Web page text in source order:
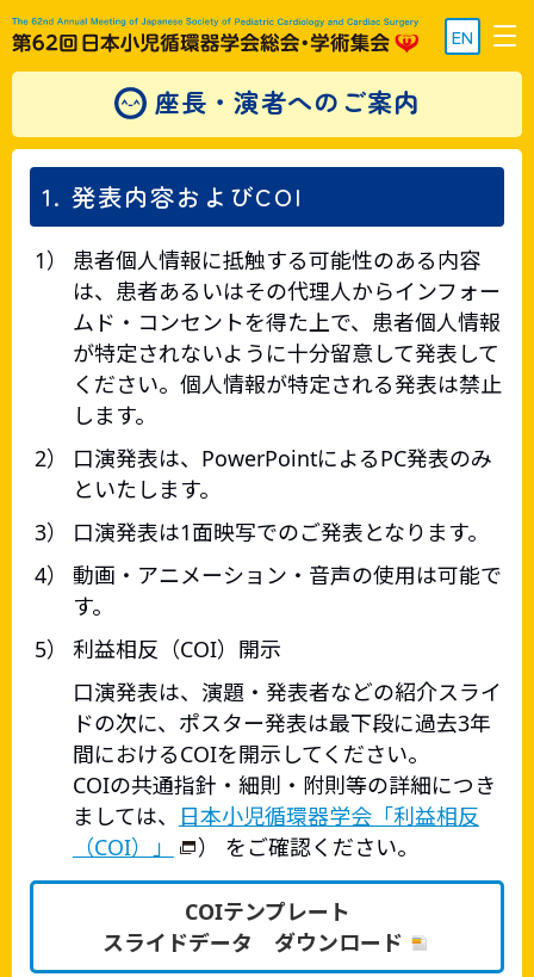
EN
座長・演者へのご案内
1. 発表内容およびCOI
患者個人情報に抵触する可能性のある内容
は、患者あるいはその代理人からインフォー
ムド・コンセントを得た上で、患者個人情報
が特定されないように十分留意して発表して
ください。個人情報が特定される発表は禁止
します。
口演発表は、PowerPointによるPC発表のみ
といたします。
口演発表は1面映写でのご発表となります。
動画・アニメーション・音声の使用は可能で
す。
利益相反（COI）開示
口演発表は、演題・発表者などの紹介スライ
ドの次に、ポスター発表は最下段に過去3年
間におけるCOIを開示してください。
COIの共通指針・細則・附則等の詳細につき
ましては、
日本小児循環器学会「利益相反
（COI）」
） をご確認ください。
COIテンプレート
スライドデータ ダウンロード